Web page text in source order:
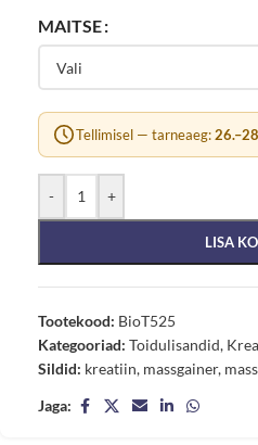
MAITSE
Tellimisel — tarneaeg:
- +
LISA
Tootekood: BioT525
Kategooriad: Toidulisandid,
Sildid: kreatiin, massgainer,
Jaga: